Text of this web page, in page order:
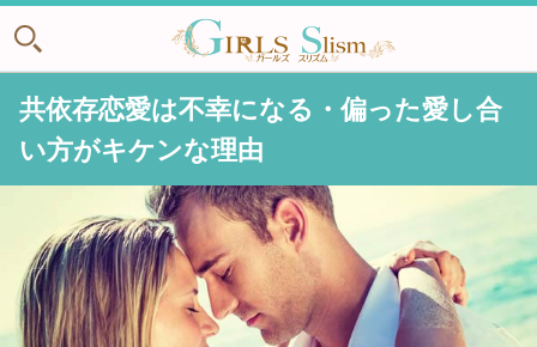
共依存恋愛は不幸になる・偏った愛し合
い方がキケンな理由